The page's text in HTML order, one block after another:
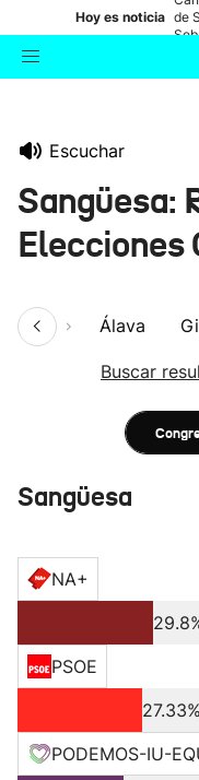
Hoy es noticia de
Escuchar
Sangüesa:
Elecciones
Álava
Buscar
Sangüesa
NA+
PSOE
27.33%
PODEMOS-IU-